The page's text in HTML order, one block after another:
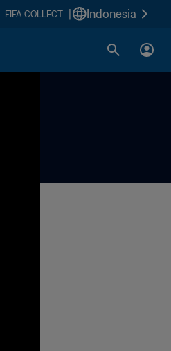
FIFA COLLECT Indonesia